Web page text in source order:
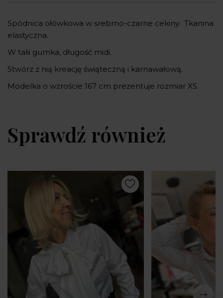
Spódnica ołówkowa w srebrno-czarne cekiny. Tkanina
elastyczna.
W talii gumka, długość midi.
Stwórz z nią kreację świąteczną i karnawałową.
Modelka o wzroście 167 cm prezentuje rozmiar XS.
Sprawdź również